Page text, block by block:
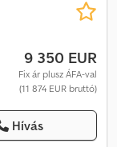
9 350 EUR
Fix ár plusz ÁFA-val
(11 874 EUR bruttó)
Hívás